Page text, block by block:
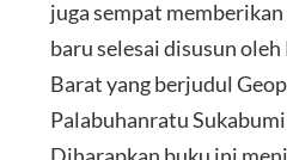
juga sempat
baru selesai disusun
Barat yang berjudul
Palabuhanratu